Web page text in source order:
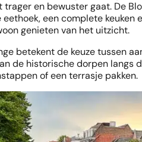
trager en bewuster gaat. De
eethoek, een complete
genieten van het uitzicht.
betekent de keuze tussen
de historische dorpen langs
of een terrasje pakken.